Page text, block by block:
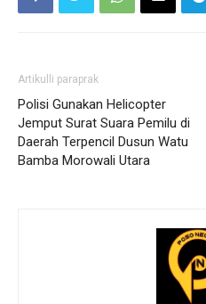
Artikulli paraprak
Polisi Gunakan Helicopter
Jemput Surat Suara Pemilu di
Daerah Terpencil Dusun Watu
Bamba Morowali Utara